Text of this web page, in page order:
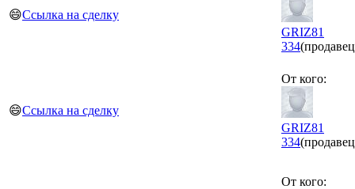
😄Ссылка на сделку
GRIZ81
334
😄Ссылка на сделку
От кого:
GRIZ81
334
От кого: